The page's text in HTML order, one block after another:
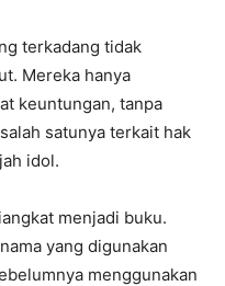
terkadang tidak
Mereka hanya
keuntungan, tanpa
satunya terkait hak
idol.
menjadi buku.
yang digunakan
menggunakan